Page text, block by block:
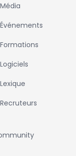
Média
Événements
Formations
Logiciels
Lexique
Recruteurs